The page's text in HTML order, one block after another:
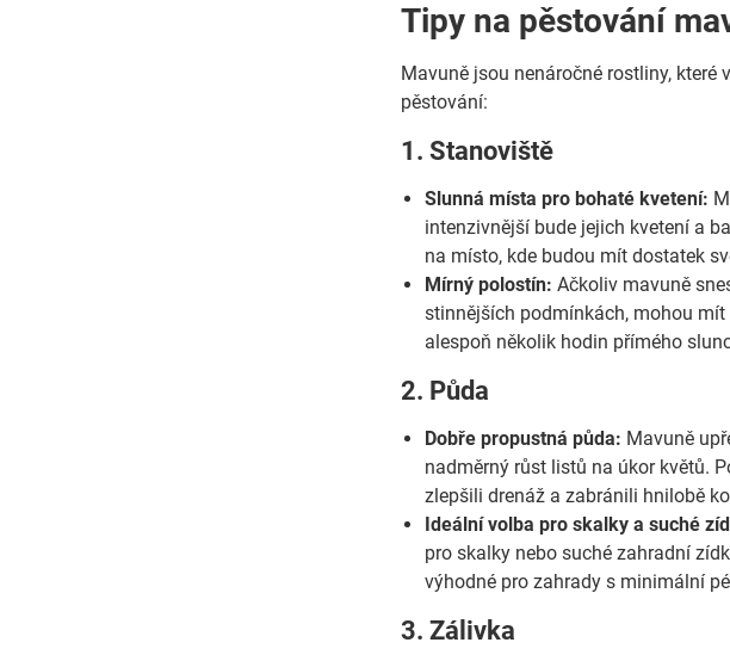
Tipy na pěstování
Mavuně jsou nenáročné rostliny,
pěstování:
1. Stanoviště
Slunná místa pro bohaté kvetení:
intenzivnější bude jejich kvetení a
na místo, kde budou mít dostatek
Mírný polostín: Ačkoliv mavuně
stinnějších podmínkách, mohou
alespoň několik hodin přímého
2. Půda
Dobře propustná půda: Mavuně
nadměrný růst listů na úkor květů.
zlepšili drenáž a zabránili hnilobě
Ideální volba pro skalky a suché
pro skalky nebo suché zahradní
výhodné pro zahrady s minimální
3. Zálivka